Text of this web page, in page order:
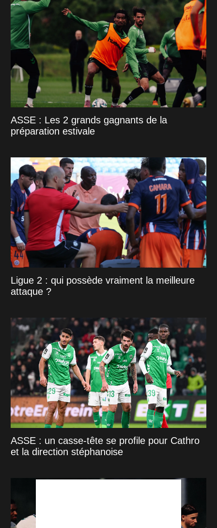
ASSE : Les 2 grands gagnants de la
préparation estivale
Ligue 2 : qui possède vraiment la meilleure
attaque ?
ASSE : un casse-tête se profile pour Cathro
et la direction stéphanoise